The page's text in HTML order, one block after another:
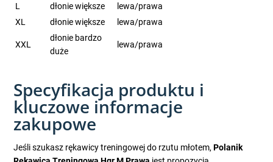
L
dłonie większe
lewa/prawa
XL
dłonie większe lewa/prawa
XXL
dłonie bardzo
duże
lewa/prawa
Specyfikacja produktu i
kluczowe informacje
zakupowe
Jeśli szukasz rękawicy treningowej do rzutu młotem,Polanik